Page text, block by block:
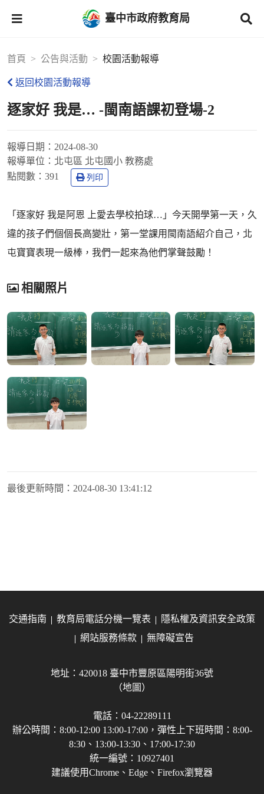
臺中市政府教育局
首頁 公告與活動 校園活動報導
返回校園活動報導
逐家好 我是… -閩南語課初登場-2
報導日期： 2024-08-30
報導單位： 北屯區 北屯國小 教務處
點閱數： 391 列印
「逐家好 我是阿恩 上愛去學校拍球…」今天開學第一天，久
違的孩子們個個長高變壯，第一堂課用閩南語紹介自己，北
屯寶寶表現一級棒，我們一起來為他們掌聲鼓勵！
相關照片
最後更新時間： 2024-08-30 13:41:12
交通指南 教育局電話分機一覽表
隱私權及資訊安全政策
網站服務條款
無障礙宣告
地址：420018 臺中市豐原區陽明街36號
（地圖）
電話：04-22289111
辦公時間：8:00-12:00 13:00-17:00，彈性上下班時間：8:00-
8:30、13:00-13:30、17:00-17:30
統一編號：10927401
建議使用Chrome、Edge、Firefox瀏覽器